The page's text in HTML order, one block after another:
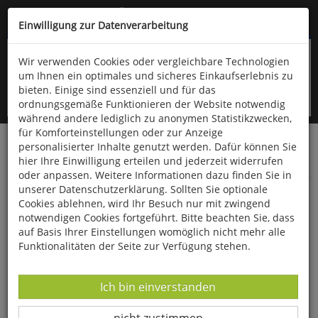
Kompletten Head der Seite überspringen
oder (06766) 9323-960
Startseite Bücher Downloads
Zeitschriften
Der Falke
Jagd in Frankreich: Der "neugierige Vogel" in
Gefahr
Einwilligung zur Datenverarbeitung
Wir verwenden Cookies oder vergleichbare Technologien
um Ihnen ein optimales und sicheres Einkaufserlebnis zu
bieten. Einige sind essenziell und für das
ordnungsgemäße Funktionieren der Website notwendig
während andere lediglich zu anonymen Statistikzwecken,
für Komforteinstellungen oder zur Anzeige
personalisierter Inhalte genutzt werden. Dafür können Sie
hier Ihre Einwilligung erteilen und jederzeit widerrufen
oder anpassen. Weitere Informationen dazu finden Sie in
unserer Datenschutzerklärung. Sollten Sie optionale
Cookies ablehnen, wird Ihr Besuch nur mit zwingend
notwendigen Cookies fortgeführt. Bitte beachten Sie, dass
auf Basis Ihrer Einstellungen womöglich nicht mehr alle
Funktionalitäten der Seite zur Verfügung stehen.
Datenverarbeitung -
Ich bin einverstanden